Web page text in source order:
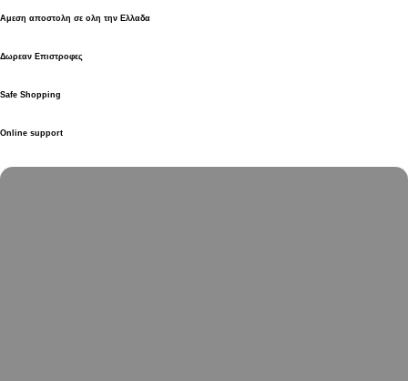
Αμεση αποστολη σε ολη την Ελλαδα
Δωρεαν Επιστροφες
Safe Shopping
Online support